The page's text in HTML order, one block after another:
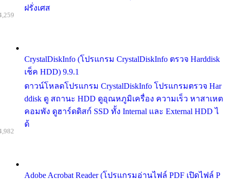
ฝรั่งเศส
CrystalDiskInfo (โปรแกรม CrystalDiskInfo ตรวจ Harddisk
เช็ค HDD) 9.9.1
ดาวน์โหลดโปรแกรม CrystalDiskInfo โปรแกรมตรวจ Har
ddisk ดู สถานะ HDD ดูอุณหภูมิเครื่อง ความเร็ว หาสาเหต
คอมพัง ดูฮาร์ดดิสก์ SSD ทั้ง Internal และ External HDD ไ
ด้
Adobe Acrobat Reader (โปรแกรมอ่านไฟล์ PDF เปิดไฟล์ P